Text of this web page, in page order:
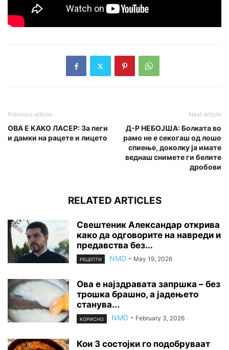
Previous article
OBA E KAKO ЛАCEP: За пеги
и дамки на рацете и лицето
Next article
Д-Р НЕБОЈША: Бoлката во
рамо не е секогаш од лошо
спиење, доколку ја имате
веднаш снимете ги белите
дробови
RELATED ARTICLES
Свештеник Александар открива
како да одговорите на навреди и
предавства без...
РЕЦЕПТИ NMD - May 19, 2026
Ова е најздравата запршка – без
трошка брашно, а јадењето
станува...
КОРИСНО NMD - February 3, 2026
Кои 3 состојки го подобруваат